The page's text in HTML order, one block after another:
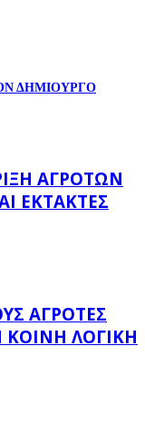
ΔΗΜΙΟΥΡΓΟ
ΑΓΡΟΤΏΝ
ΈΚΤΑΚΤΕΣ
ΑΓΡΌΤΕΣ
ΛΟΓΙΚΉ